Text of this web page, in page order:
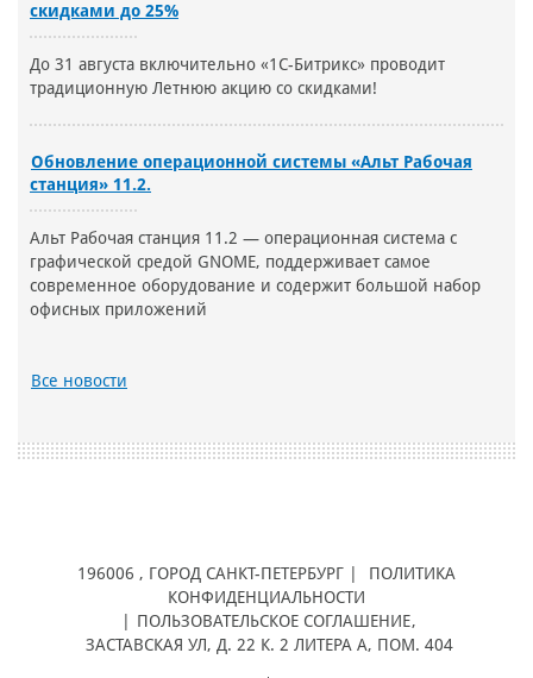
скидками до 25%
До 31 августа включительно «1С-Битрикс» проводит
традиционную Летнюю акцию со скидками!
Обновление операционной системы «Альт Рабочая
станция» 11.2.
Альт Рабочая станция 11.2 — операционная система с
графической средой GNOME, поддерживает самое
современное оборудование и содержит большой набор
офисных приложений
Все новости
196006 , ГОРОД САНКТ-ПЕТЕРБУРГ |
ПОЛИТИКА
КОНФИДЕНЦИАЛЬНОСТИ
ПОЛЬЗОВАТЕЛЬСКОЕ СОГЛАШЕНИЕ,
ЗАСТАВСКАЯ УЛ, Д. 22 К. 2 ЛИТЕРА А, ПОМ. 404